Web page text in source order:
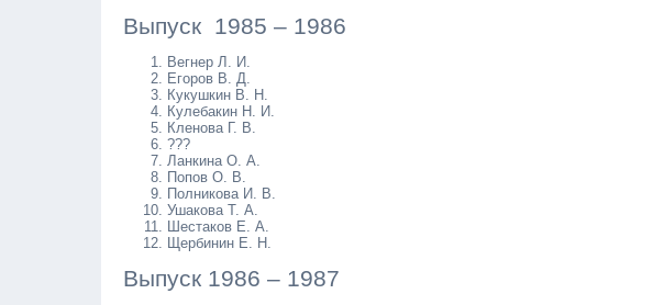
Выпуск 1985 – 1986
Вегнер Л. И.
Егоров В. Д.
Кукушкин В. Н.
Кулебакин Н. И.
Кленова Г. В.
???
Ланкина О. А.
Попов О. В.
Полникова И. В.
Ушакова Т. А.
Шестаков Е. А.
Щербинин Е. Н.
Выпуск 1986 – 1987